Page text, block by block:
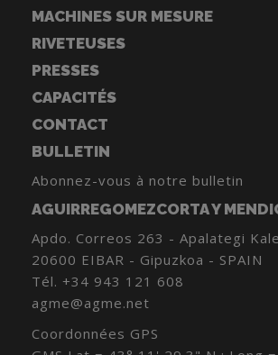
MACHINES SUR MESURE
RIVETEUSES
PRESSES
CAPACITÉS
CONTACT
BULLETIN
Abonnez-vous à notre bulletin
AGUIRREGOMEZCORTA Y
Apdo. Correos 263 - Apalategi
20600 EIBAR - Gipuzkoa - SPAIN
Tél. +34 943 121 608
agme@agme.net
Coordonnées GPS